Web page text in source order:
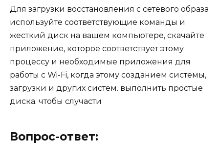
Для загрузки восстановления с сетевого образа
используйте соответствующие команды и
жесткий диск на вашем компьютере, скачайте
приложение, которое соответствует этому
процессу и необходимые приложения для
работы с Wi-Fi, когда этому созданием системы,
загрузки и других систем. выполнить простые
диска. чтобы случасти
Вопрос-ответ: